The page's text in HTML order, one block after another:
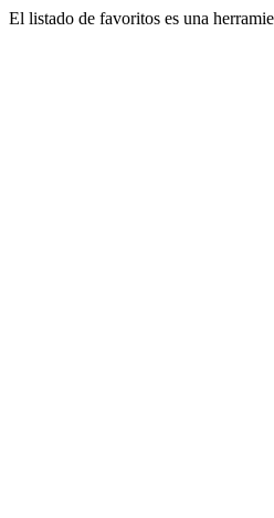
El listado de favoritos es una